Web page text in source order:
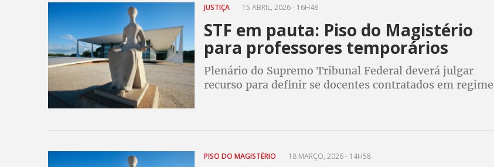
JUSTIÇA 15 ABRIL, 2026 - 16H48
STF em pauta: Piso do Magistério
para professores temporários
Plenário do Supremo Tribunal Federal deverá julgar
recurso para definir se docentes contratados em regime
PISO DO MAGISTÉRIO 18 MARÇO, 2026 - 14H58